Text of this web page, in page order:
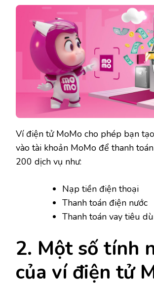
Ví điện tử MoMo cho phép bạn
vào tài khoản MoMo để thanh
200 dịch vụ như:
Nạp tiền điện thoại
Thanh toán điện nước
Thanh toán vay tiêu
2. Một số tính
của ví điện tử